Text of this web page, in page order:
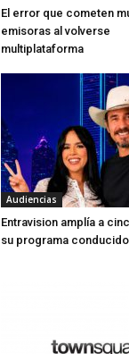
El error que cometen
emisoras al volverse
multiplataforma
Audiencias
Entravision amplía a
su programa